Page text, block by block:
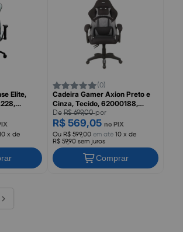
Elite,
x de
(0)
Cadeira Gamer Axion Preto e
Cinza, Tecido, 62000188,
MAXPRINT/DAZZ
DeR$ 699,00por
R$ 569,05 no PIX
Ou R$ 599,00em até 10 x de
R$ 59,90 sem juros
Comprar